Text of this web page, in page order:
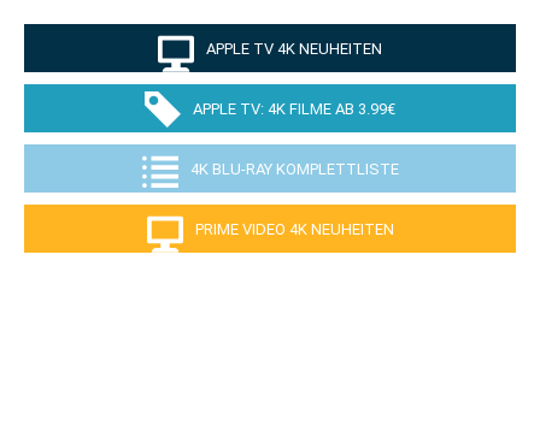
APPLE TV 4K NEUHEITEN
APPLE TV: 4K FILME AB 3.99€
4K BLU-RAY KOMPLETTLISTE
PRIME VIDEO 4K NEUHEITEN